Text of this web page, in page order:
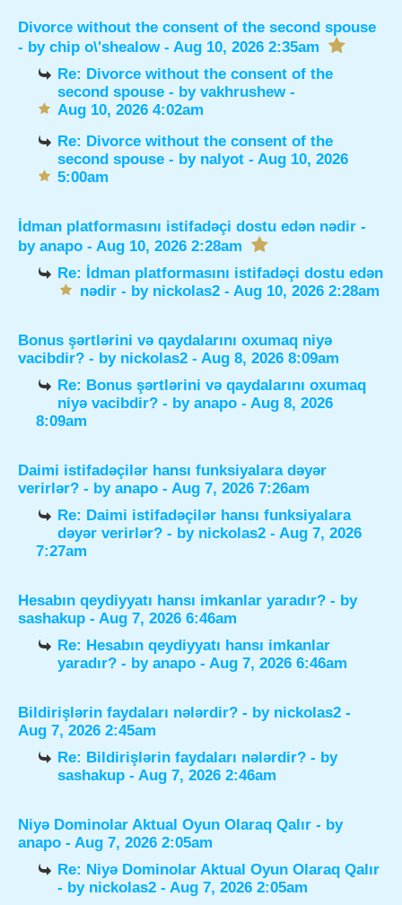
Divorce without the consent of the second spouse
- by chip o\'shealow- Aug 10, 2026 2:35am
Re: Divorce without the consent of the
second spouse - byvakhrushew-
Aug 10, 2026 4:02am
Re: Divorce without the consent of the
second spouse - by nalyot - Aug 10, 2026
5:00am
İdman platformasını istifadəçi dostu edən nədir -
by anapo - Aug 10, 2026 2:28am
Re: İdman platformasını istifadəçi dostu edən
nədir - by nickolas2- Aug 10, 2026 2:28am
Bonus şərtlərini və qaydalarını oxumaq niyə
vacibdir? - by nickolas2 - Aug 8, 2026 8:09am
Re: Bonus şərtlərini və qaydalarını oxumaq
niyə vacibdir? - byanapo - Aug 8, 2026
8:09am
Daimi istifadəçilər hansı funksiyalara dəyər
verirlər? - by anapo - Aug 7, 2026 7:26am
Re: Daimi istifadəçilər hansı funksiyalara
dəyər verirlər? - by nickolas2 - Aug 7, 2026
7:27am
Hesabın qeydiyyatı hansı imkanlar yaradır? - by
sashakup - Aug 7, 2026 6:46am
Re: Hesabın qeydiyyatı hansı imkanlar
yaradır? - byanapo - Aug 7, 2026 6:46am
Bildirişlərin faydaları nələrdir? - by nickolas2 -
Aug 7, 2026 2:45am
Re: Bildirişlərin faydaları nələrdir? - by
sashakup - Aug 7, 2026 2:46am
Niyə Dominolar Aktual Oyun Olaraq Qalır - by
anapo - Aug 7, 2026 2:05am
Re: Niyə Dominolar Aktual Oyun Olaraq Qalır
- by nickolas2 - Aug 7, 2026 2:05am